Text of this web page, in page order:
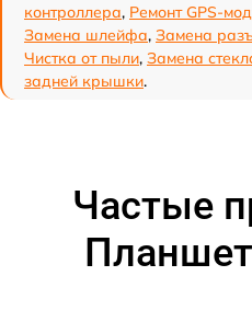
контроллера, Ремонт GPS-
Замена шлейфа, Замена
Чистка от пыли, Замена
задней крышки.
Частые